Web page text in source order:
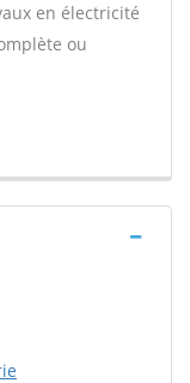
en électricité
ou